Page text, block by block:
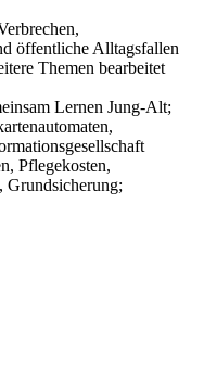
öffentliche Alltagsfallen
Themen bearbeitet
Lernen Jung-Alt;
Pflegekosten,
Grundsicherung;